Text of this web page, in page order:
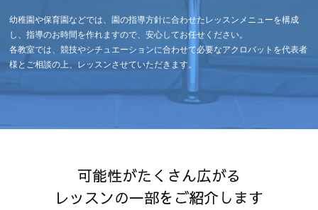
幼稚園や保育園などでは、園の指導方針に合わせたレッスンメニューを構成
し、指導のお時間を作れますので、安心してお任せください。
各教室では、競技やシチュエーションに合わせて必要なアクロバットを代表者
様とご相談の上、レッスンさせていただきます。
可能性がたくさん広がる
レッスンの一部をご紹介します